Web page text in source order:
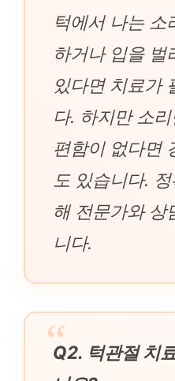
턱에서 나는 소
하거나 입을 벌
있다면 치료가
다. 하지만 소
편함이 없다면
도 있습니다.
해 전문가와 상
니다.
Q2. 턱관절 치